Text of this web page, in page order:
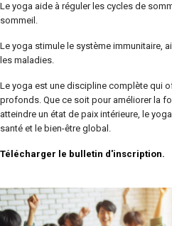
Le yoga aide à réguler les cycles de
sommeil.
Le yoga stimule le système immunitaire,
les maladies.
Le yoga est une discipline complète qui
profonds. Que ce soit pour améliorer la
atteindre un état de paix intérieure, le
santé et le bien-être global.
Télécharger le bulletin d'inscription.